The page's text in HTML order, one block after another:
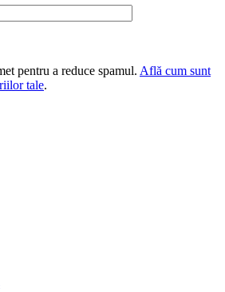
pentru a reduce spamul. Află cum sunt
tale.